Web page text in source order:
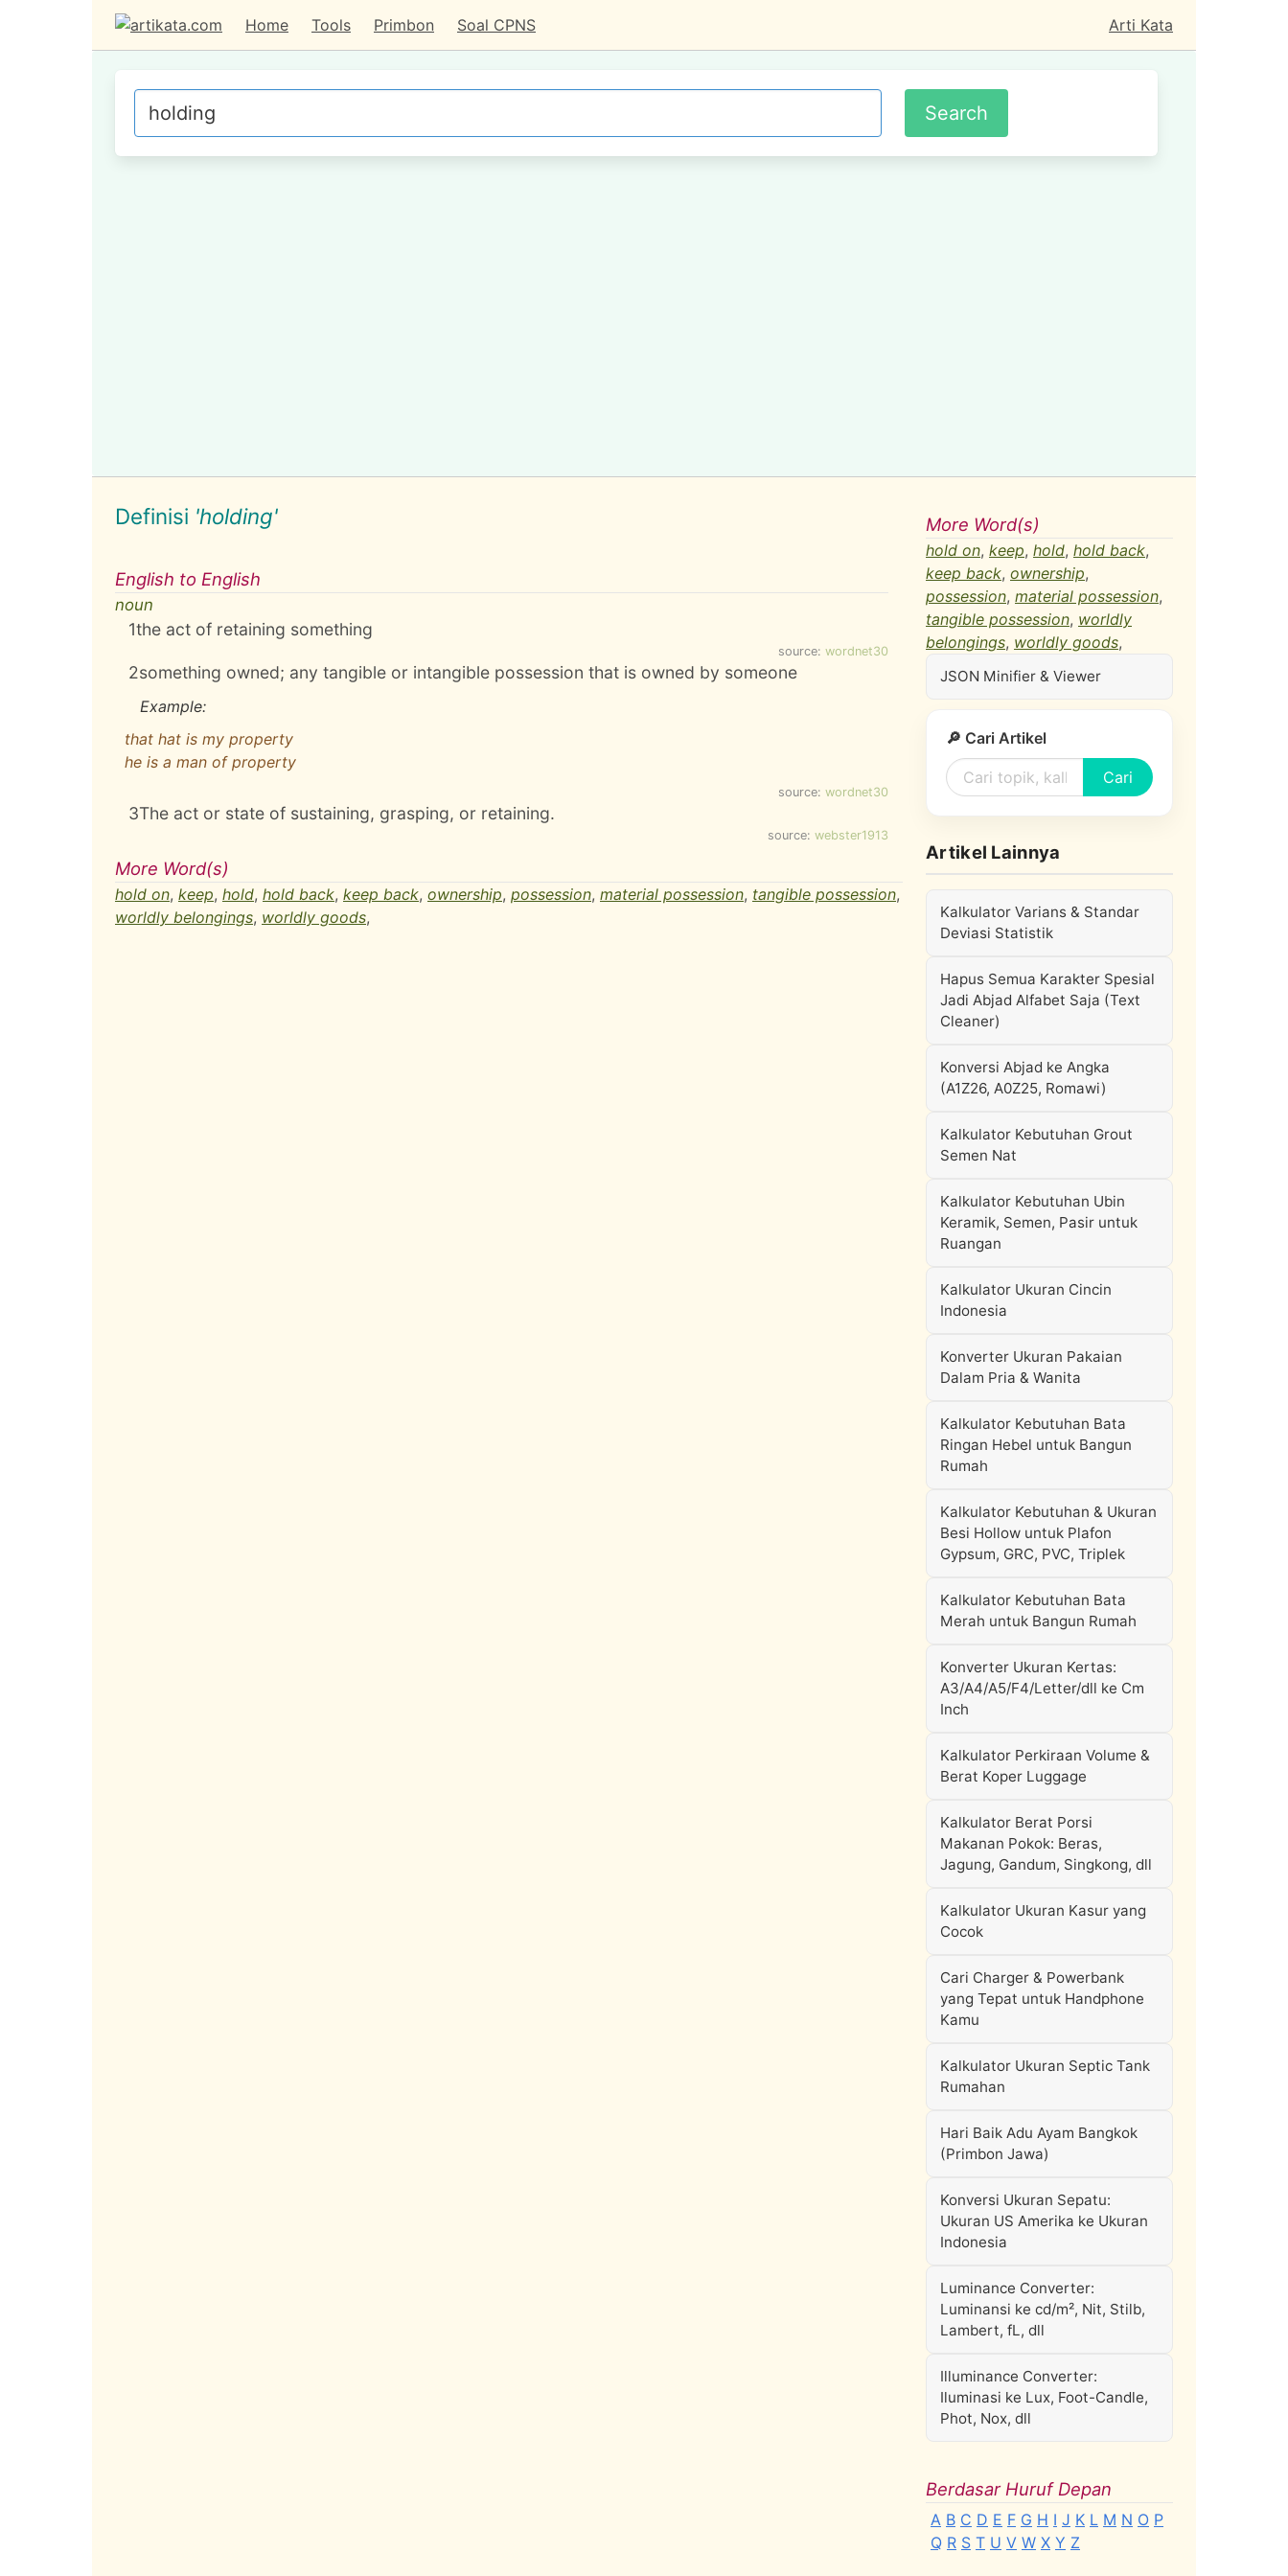
Home Tools Primbon Soal CPNS Arti Kata
Definisi 'holding'
English to English
noun
1the act of retaining something
source: wordnet30
2something owned; any tangible or intangible possession that is owned by someone
Example:
that hat is my property
he is a man of property
source: wordnet30
3The act or state of sustaining, grasping, or retaining.
source: webster1913
More Word(s)
hold on, keep, hold, hold back, keep back, ownership, possession, material possession, tangible possession,
worldly belongings, worldly goods,
More Word(s)
hold on, keep, hold, hold back,
keep back, ownership,
possession, material possession,
tangible possession, worldly
belongings, worldly goods,
JSON Minifier & Viewer
🔎 Cari Artikel
Cari
Artikel Lainnya
Kalkulator Varians & Standar
Deviasi Statistik
Hapus Semua Karakter Spesial
Jadi Abjad Alfabet Saja (Text
Cleaner)
Konversi Abjad ke Angka
(A1Z26, A0Z25, Romawi)
Kalkulator Kebutuhan Grout
Semen Nat
Kalkulator Kebutuhan Ubin
Keramik, Semen, Pasir untuk
Ruangan
Kalkulator Ukuran Cincin
Indonesia
Konverter Ukuran Pakaian
Dalam Pria & Wanita
Kalkulator Kebutuhan Bata
Ringan Hebel untuk Bangun
Rumah
Kalkulator Kebutuhan & Ukuran
Besi Hollow untuk Plafon
Gypsum, GRC, PVC, Triplek
Kalkulator Kebutuhan Bata
Merah untuk Bangun Rumah
Konverter Ukuran Kertas:
A3/A4/A5/F4/Letter/dll ke Cm
Inch
Kalkulator Perkiraan Volume &
Berat Koper Luggage
Kalkulator Berat Porsi
Makanan Pokok: Beras,
Jagung, Gandum, Singkong, dll
Kalkulator Ukuran Kasur yang
Cocok
Cari Charger & Powerbank
yang Tepat untuk Handphone
Kamu
Kalkulator Ukuran Septic Tank
Rumahan
Hari Baik Adu Ayam Bangkok
(Primbon Jawa)
Konversi Ukuran Sepatu:
Ukuran US Amerika ke Ukuran
Indonesia
Luminance Converter:
Luminansi ke cd/m², Nit, Stilb,
Lambert, fL, dll
Illuminance Converter:
Iluminasi ke Lux, Foot-Candle,
Phot, Nox, dll
Berdasar Huruf Depan
A B C D E F G H I J K L M N O P
Q R S T U V W X Y Z